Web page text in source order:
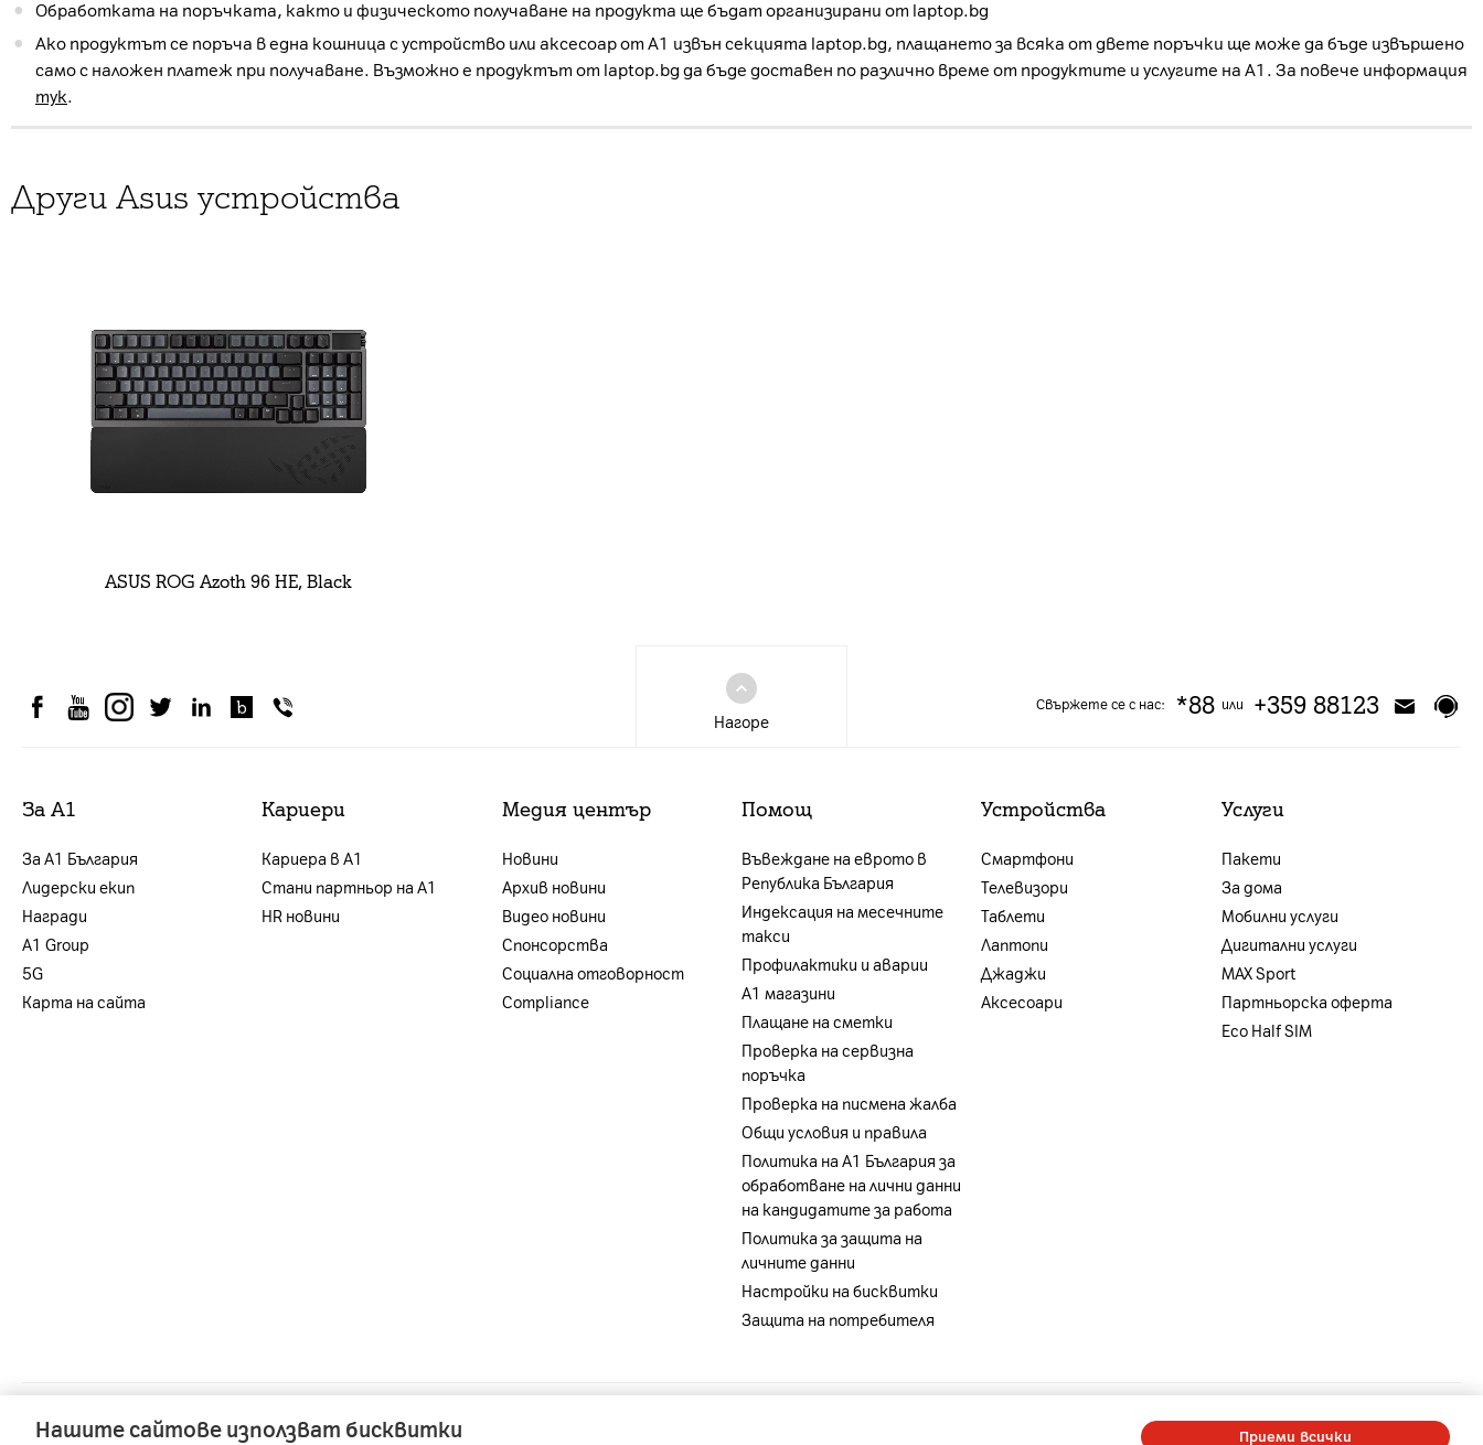
Обработката на поръчката, както и физическото получаване на продукта ще бъдат организирани от laptop.bg
Ако продуктът се поръча в една кошница с устройство или аксесоар от А1 извън секцията laptop.bg, плащането за всяка от двете поръчки ще може да бъде извършено
само с наложен платеж при получаване. Възможно е продуктът от laptop.bg да бъде доставен по различно време от продуктите и услугите на А1. За повече информация
тук.
Други Asus устройства
ASUS ROG Azoth 96 HE, Black
Нагоре
Свържете се с нас: *88 или +359 88123
За А1
За А1 България
Лидерски екип
Награди
А1 Group
5G
Карта на сайта
Кариери
Кариера в А1
Стани партньор на А1
HR новини
Медия център
Новини
Архив новини
Видео новини
Спонсорства
Социална отговорност
Compliance
Помощ
Въвеждане на еврото в
Република България
Индексация на месечните
такси
Профилактики и аварии
А1 магазини
Плащане на сметки
Проверка на сервизна
поръчка
Проверка на писмена жалба
Общи условия и правила
Политика на A1 България за
обработване на лични данни
на кандидатите за работа
Политика за защита на
личните данни
Настройки на бисквитки
Защита на потребителя
Устройства
Смартфони
Телевизори
Таблети
Лаптопи
Джаджи
Аксесоари
Услуги
Пакети
За дома
Мобилни услуги
Дигитални услуги
MAX Sport
Партньорска оферта
Eco Half SIM
A1 Austria - A1 Croatia - A1 Serbia Member of A1 Group
Нашите сайтове използват бисквитки Приеми всички